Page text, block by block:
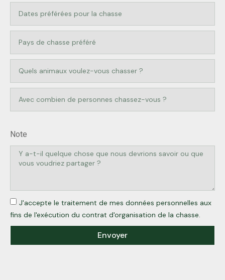
Note
J'accepte le traitement de mes données personnelles aux
fins de l'exécution du contrat d'organisation de la chasse.
Envoyer